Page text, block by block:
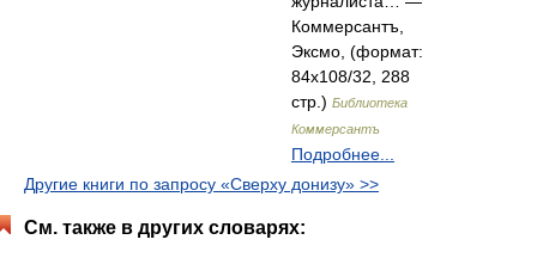
Коммерсантъ,
Эксмо, (формат:
84x108/32, 288
стр.) Библиотека
Коммерсантъ
Подробнее...
Другие книги по запросу «Сверху донизу» >>
См. также в других словарях: